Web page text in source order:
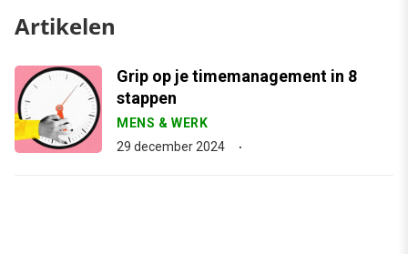
Artikelen
Grip op je timemanagement in 8
stappen
MENS & WERK
29 december 2024